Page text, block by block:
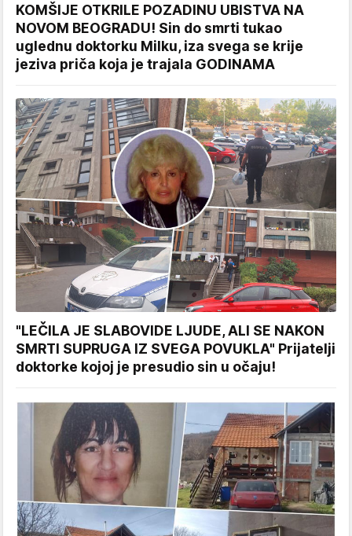
KOMŠIJE OTKRILE POZADINU UBISTVA NA
NOVOM BEOGRADU! Sin do smrti tukao
uglednu doktorku Milku, iza svega se krije
jeziva priča koja je trajala GODINAMA
"LEČILA JE SLABOVIDE LJUDE, ALI SE NAKON
SMRTI SUPRUGA IZ SVEGA POVUKLA" Prijatelji
doktorke kojoj je presudio sin u očaju!